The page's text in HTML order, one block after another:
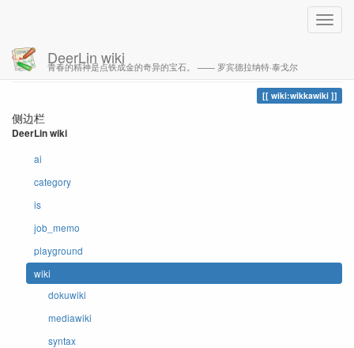
DeerLin wiki
青春的精神是点铁成金的奇异的宝石。 —— 罗宾德拉纳特·泰戈尔
您的足迹 wikkawiki
wiki:wikkawiki
侧边栏
DeerLin wiki
ai
category
is
job_memo
playground
wiki
dokuwiki
mediawiki
syntax